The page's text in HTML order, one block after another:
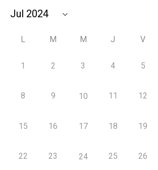
L M M J V
1 2 3 4 5
8 9 10 11 12
15 16 17 18 19
22 23 24 25 26